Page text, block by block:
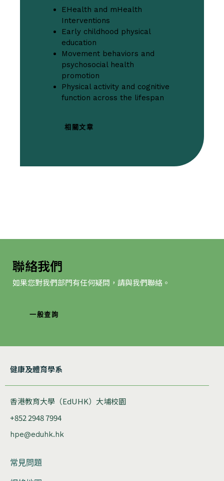
EHealth and mHealth
Interventions
Early childhood physical
education
Movement behaviors and
psychosocial health
promotion
Physical activity and cognitive
function across the lifespan
相關文章
聯絡我們
如果您對我們部門有任何疑問，請與我們聯絡。
一般查詢
健康及體育學系
香港教育大學（EdUHK）大埔校園
+852 2948 7994
hpe@eduhk.hk
常見問題